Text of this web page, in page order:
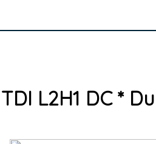
L2H1 DC *